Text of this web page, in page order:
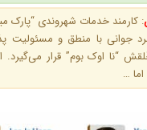
: کارمند خدمات شهروندی “پارک
جوانی با منطق و مسئولیت
“نا اوک بوم” قرار
…